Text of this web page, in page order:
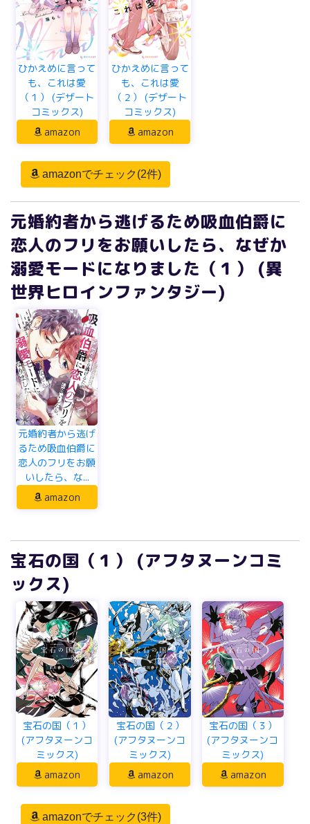
ひかえめに言って
も、これは愛
（１） (デザート
コミックス)
amazon
ひかえめに言って
も、これは愛
（２） (デザート
コミックス)
amazon
amazonでチェック(2件)
元婚約者から逃げるため吸血伯爵に
恋人のフリをお願いしたら、なぜか
溺愛モードになりました（１） (異
世界ヒロインファンタジー)
元婚約者から逃げ
るため吸血伯爵に
恋人のフリをお願
いしたら、な...
amazon
宝石の国（１） (アフタヌーンコミ
ックス)
宝石の国（１）
(アフタヌーンコ
ミックス)
amazon
宝石の国（２）
(アフタヌーンコ
ミックス)
amazon
宝石の国（３）
(アフタヌーンコ
ミックス)
amazon
amazonでチェック(3件)